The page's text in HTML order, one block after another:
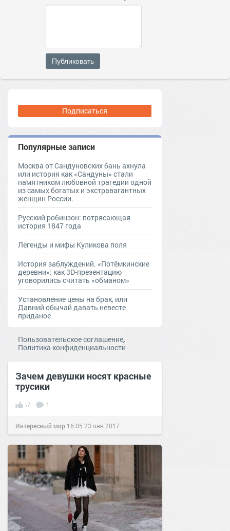
Публиковать
Подписаться
Популярные записи
Москва от Сандуновских бань ахнула
или история как «Сандуны» стали
памятником любовной трагедии одной
из самых богатых и экстравагантных
женщин России.
Русский робинзон: потрясающая
история 1847 года
Легенды и мифы Куликова поля
История заблуждений. «Потёмкинские
деревни»: как 3D-презентацию
уговорились считать «обманом»
Установление цены на брак, или
Давний обычай давать невесте
приданое
Пользовательское соглашение,
Политика конфиденциальности
Зачем девушки носят красные
трусики
-7 1
Интересный мир 16:05 23 янв 2017